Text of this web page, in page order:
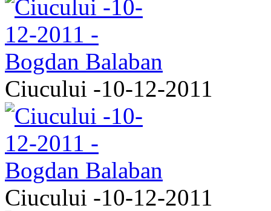
Ciucului -10-12-2011
Ciucului -10-12-2011